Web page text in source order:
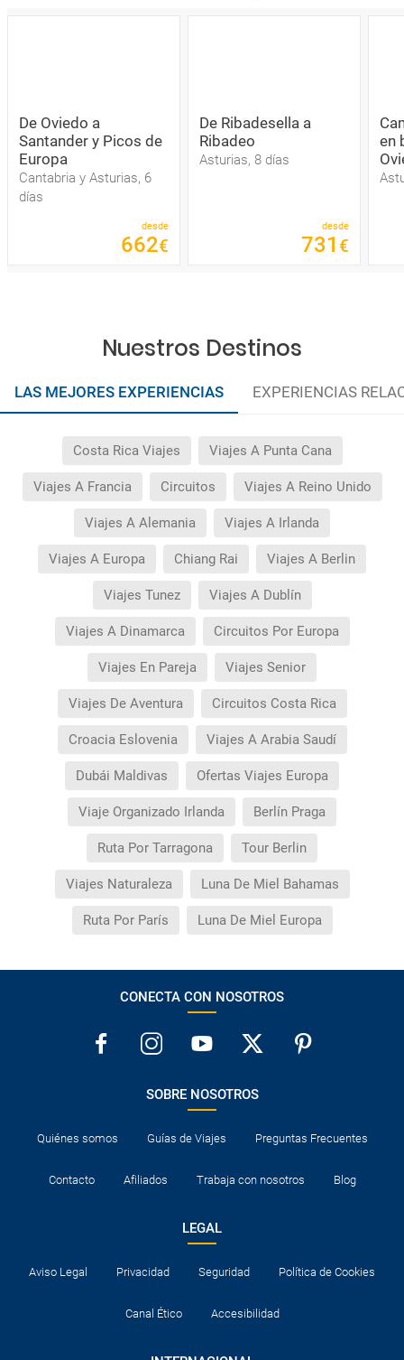
De Oviedo a
Santander y Picos de
Europa
Cantabria y Asturias, 6
días
desde
662€
De Ribadesella a
Ribadeo
Asturias, 8 días
desde
731 €
en
Nuestros Destinos
LAS MEJORES EXPERIENCIAS EXPERIENCIAS
Costa Rica Viajes Viajes A Punta Cana
Viajes A Francia Circuitos Viajes A Reino Unido
Viajes A Alemania Viajes A Irlanda
Viajes A Europa Chiang Rai Viajes A Berlin
Viajes Tunez Viajes A Dublín
Viajes A Dinamarca Circuitos Por Europa
Viajes En Pareja Viajes Senior
Viajes De Aventura Circuitos Costa Rica
Croacia Eslovenia Viajes A Arabia Saudí
Dubái Maldivas Ofertas Viajes Europa
Viaje Organizado Irlanda Berlín Praga
Ruta Por Tarragona Tour Berlin
Viajes Naturaleza Luna De Miel Bahamas
Ruta Por París Luna De Miel Europa
CONECTA CON NOSOTROS
SOBRE NOSOTROS
Quiénes somos Guías de Viajes Preguntas Frecuentes
Contacto Afiliados Trabaja con nosotros Blog
LEGAL
Aviso Legal Privacidad Seguridad Política de Cookies
Canal Ético Accesibilidad